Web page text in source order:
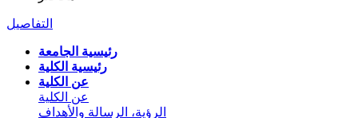
التفاصيل
رئيسية الجامعة
رئيسية الكلية
عن الكلية
عن الكلية
الرؤية، الرسالة والأهداف